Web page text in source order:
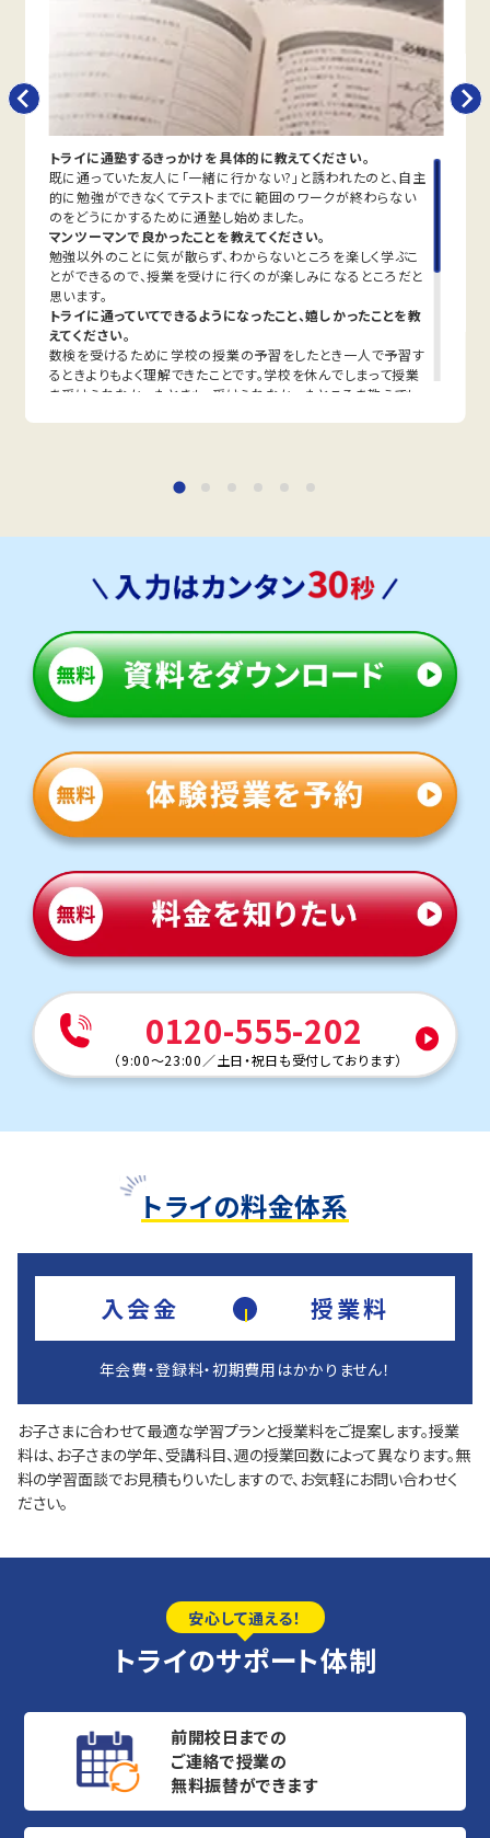
臨める力を育てます。
人気のコース
公立入試対策コース
河南東中学校
トライは学校から車で10分の立地にあり、学校と少し離れ
ていますが、多くの生徒さまが通われています。
定期テスト対策
数学（教科書：東京書籍）
河南東中は授業で扱った問題や類題が中心となるため、理
解を定着させることが重要です。トライでは学校で解けな
かった問題を一つひとつ克服し、自信を持ってテスト本番に
臨めるよう指導します。
英語（教科書：東京書籍）
河南東中は学校で扱った単語・文法やその応用がテストに
出題されることが多いため、学校の復習が得点アップのポ
イントです。過去の単元の理解度が点数に影響するため、
上位層の学力と意識が高い河南西中学校。
めていかないと選べる高校が非常に少なくなってしまいま
す。
他にも以下の学校に対応しています
青葉中学校、河南西中学校、住吉中学校、門脇中学校、石巻中学
校、稲井中学校、渡波中学校、湊中学校、桃生中学校、河北中学
校、女川中学校、矢本第一中学校、矢本第二中学校、古川学園中学
校、東北学院中学校、仙台白百合学園中学校など
トライに通塾するきっかけを具体的に教えてください。
既に通っていた友人に「一緒に行かない?」と誘われたのと、自主
的に勉強ができなくてテストまでに範囲のワークが終わらない
のをどうにかするために通塾し始めました。
マンツーマンで良かったことを教えてください。
勉強以外のことに気が散らず、わからないところを楽しく学ぶこ
とができるので、授業を受けに行くのが楽しみになるところだと
思います。
トライに通っていてできるようになったこと、嬉しかったことを教
えてください。
数検を受けるために学校の授業の予習をしたとき一人で予習す
るときよりもよく理解できたことです。学校を休んでしまって授業
を受けられなかったときも、受けられなかったところを教えても
張ることができました。
0120-555-202
（9:00～23:00 ／土日・祝日も受付しております）
トライの料金体系
入会金 授業料
年会費・登録料・初期費用はかかりません！
お子さまに合わせて最適な学習プランと授業料をご提案します。授業
料は、お子さまの学年、受講科目、週の授業回数によって異なります。無
料の学習面談でお見積もりいたしますので、お気軽にお問い合わせく
ださい。
安心して通える！
トライのサポート体制
前開校日までの
ご連絡で授業の
無料振替ができます